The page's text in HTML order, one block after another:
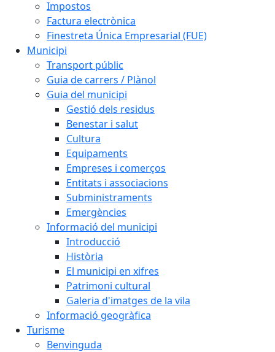
Impostos
Factura electrònica
Finestreta Única Empresarial (FUE)
Municipi
Transport públic
Guia de carrers / Plànol
Guia del municipi
Gestió dels residus
Benestar i salut
Cultura
Equipaments
Empreses i comerços
Entitats i associacions
Subministraments
Emergències
Informació del municipi
Introducció
Història
El municipi en xifres
Patrimoni cultural
Galeria d'imatges de la vila
Informació geogràfica
Turisme
Benvinguda